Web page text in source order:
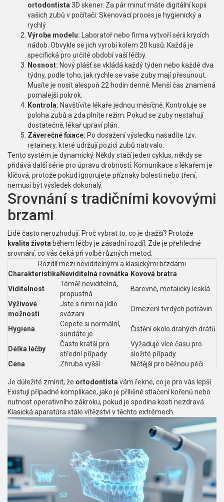
ortodontista 3D skener. Za pár minut máte digitální kopii
vašich zubů v počítači. Skenovací proces je hygienický a
rychlý.
Výroba modelu: Laboratoř nebo firma vytvoří sérii krycích
nádob. Obvykle se jich vyrobí kolem 20 kusů. Každá je
specifická pro určité období vaší léčby.
Nosnost: Nový plášť se vkládá každý týden nebo každé dva
týdny, podle toho, jak rychle se vaše zuby mají přesunout.
Musíte je nosit alespoň 22 hodin denně. Menší čas znamená
pomalejší pokrok.
Kontrola: Navštívíte lékaře jednou měsíčně. Kontroluje se
poloha zubů a zda plníte režim. Pokud se zuby nestahují
dostatečně, lékař upraví plán.
Záverečné fixace: Po dosažení výsledku nasadíte tzv.
retainery, které udržují pozici zubů natrvalo.
Tento systém je dynamický. Někdy stačí jeden cyklus, někdy se
přidává další série pro úpravu drobností. Komunikace s lékařem je
klíčová, protože pokud ignorujete příznaky bolesti nebo tření,
nemusí být výsledek dokonalý.
Srovnání s tradičními kovovými
brzami
Lidé často nerozhodují. Proč vybrat to, co je dražší? Protože
kvalita života během léčby je zásadní rozdíl. Zde je přehledné
srovnání, co vás čeká při volbě různých metod:
Rozdíl mezi neviditelnými a klasickými brzdami
Charakteristika Neviditelná rovnátka Kovová bratra
Viditelnost
Téměř neviditelná,
propustná
Barevné, metalicky lesklá
Výživové
možnosti
Jste s nimi na jídlo
svázani
Omezení tvrdých potravin
Hygiena
Cepete si normální,
sundáte je
Čistění okolo drahých drátů
Délka léčby
Často kratší pro
střední případy
Vyžaduje více času pro
složité případy
Cena
Zhruba vyšší Ničtější pro běžnou péči
Je důležité zmínit, že ortodontista vám řekne, co je pro vás lepší.
Existují případné komplikace, jako je přílišné stlačení kořenů nebo
nutnost operativního zákroku, pokud je spodina kosti nezdravá.
Klasická aparatúra stále vítězství v těchto extrémech.